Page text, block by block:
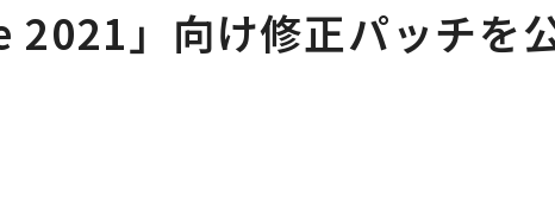
」向け修正パッチを